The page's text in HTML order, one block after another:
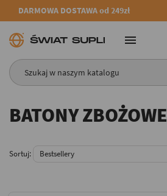
DARMOWA DOSTAWA od 249zł

BATONY ZBOŻOWE
Sortuj: Bestsellery